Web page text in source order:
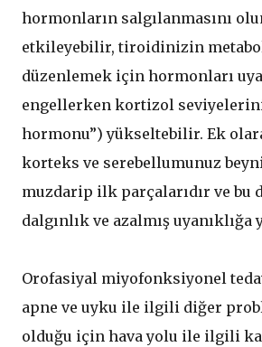
hormonların salgılanmasını
etkileyebilir, tiroidinizin
düzenlemek için hormonları
engellerken kortizol
hormonu”) yükseltebilir. Ek
korteks ve serebellumunuz
muzdarip ilk parçalarıdır ve bu
dalgınlık ve azalmış uyanıklığa
Orofasiyal miyofonksiyonel
apne ve uyku ile ilgili diğer
olduğu için hava yolu ile ilgili